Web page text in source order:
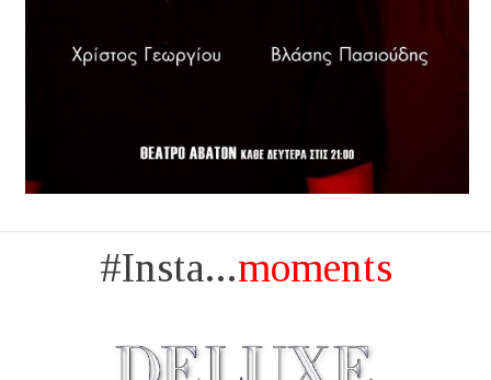
#Insta...moments